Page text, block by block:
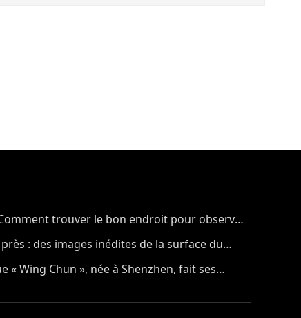
trouver le bon endroit pour observer
: des images inédites de la surface du
« Wing Chun », née à Shenzhen, fait ses